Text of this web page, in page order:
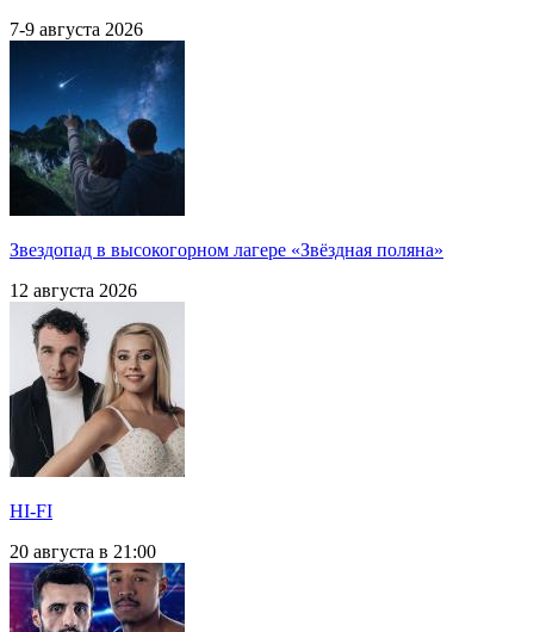
7-9 августа 2026
Звездопад в высокогорном лагере «Звёздная поляна»
12 августа 2026
HI-FI
20 августа в 21:00